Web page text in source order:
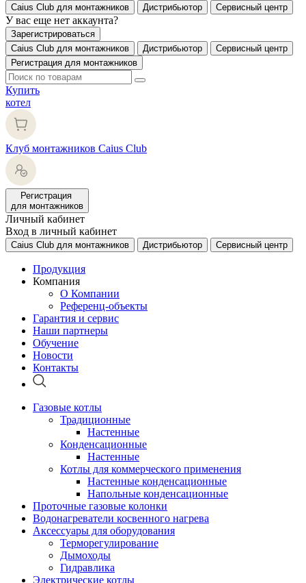
Caius Club для монтажников Дистрибьютор Сервисный центр
У вас еще нет аккаунта?
Зарегистрироваться
Caius Club для монтажников
Дистрибьютор
Сервисный центр
Регистрация для монтажников
Купить
котел
Клуб монтажников Caius Club
Регистрация
для монтажников
Личный кабинет
Вход в личный кабинет
Caius Club для монтажников Дистрибьютор Сервисный центр
Продукция
Компания
О Компании
Референц-объекты
Гарантия и сервис
Наши партнеры
Обучение
Новости
Контакты
Газовые котлы
Традиционные
Настенные
Конденсационные
Настенные
Котлы для коммерческого применения
Настенные конденсационные
Напольные конденсационные
Проточные газовые колонки
Водонагреватели косвенного нагрева
Аксессуары для оборудования
Терморегулирование
Дымоходы
Гидравлика
Электрические котлы